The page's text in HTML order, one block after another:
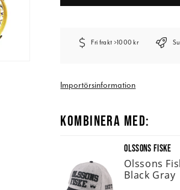
Fri frakt >1000 kr
Importörsinformation
KOMBINERA MED:
OLSSONS FISKE
Olssons
Black Gray